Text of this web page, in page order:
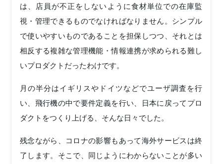
は、店員が不正をしないように食材単位での在庫監
視・管理できるものでなければなりません。シンプル
で使いやすいものであることを担保しつつ、それとは
相反する複雑な管理機能・情報連携が求められる難し
いプロダクトだったわけです。
月の半分はイギリスやドイツなどでユーザ調査を行
い、飛行機の中で要件定義を行い、日本に戻ってプロ
ダクトをつくり上げる、そんな日々でした。
残念ながら、コロナの影響もあって海外サービスは終
了します。そこで、同じようにわからないことが多い